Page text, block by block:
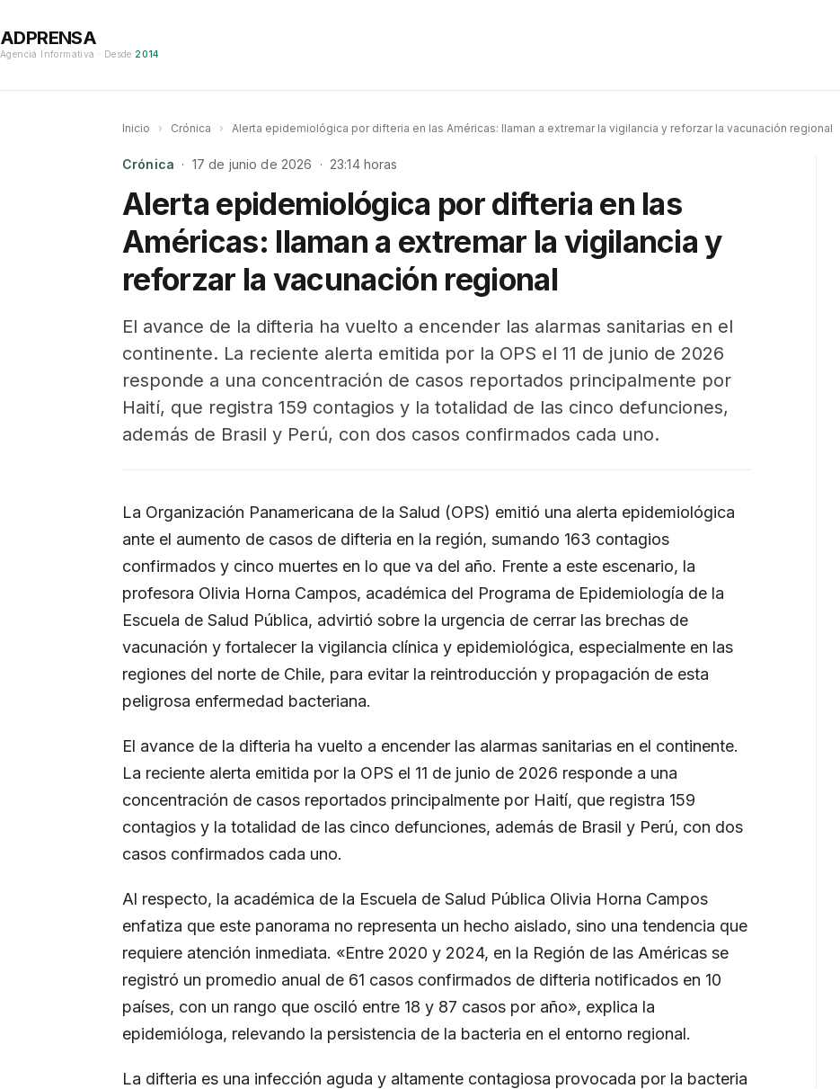
ADPRENSA
Agencia Informativa · Desde 2014
Inicio › Crónica › Alerta epidemiológica por difteria en las Américas: llaman a extremar la vigilancia y reforzar la vacunación regional
Crónica · 17 de junio de 2026 · 23:14 horas
Alerta epidemiológica por difteria en las
Américas: llaman a extremar la vigilancia y
reforzar la vacunación regional
El avance de la difteria ha vuelto a encender las alarmas sanitarias en el
continente. La reciente alerta emitida por la OPS el 11 de junio de 2026
responde a una concentración de casos reportados principalmente por
Haití, que registra 159 contagios y la totalidad de las cinco defunciones,
además de Brasil y Perú, con dos casos confirmados cada uno.
La Organización Panamericana de la Salud (OPS) emitió una alerta epidemiológica
ante el aumento de casos de difteria en la región, sumando 163 contagios
confirmados y cinco muertes en lo que va del año. Frente a este escenario, la
profesora Olivia Horna Campos, académica del Programa de Epidemiología de la
Escuela de Salud Pública, advirtió sobre la urgencia de cerrar las brechas de
vacunación y fortalecer la vigilancia clínica y epidemiológica, especialmente en las
regiones del norte de Chile, para evitar la reintroducción y propagación de esta
peligrosa enfermedad bacteriana.
El avance de la difteria ha vuelto a encender las alarmas sanitarias en el continente.
La reciente alerta emitida por la OPS el 11 de junio de 2026 responde a una
concentración de casos reportados principalmente por Haití, que registra 159
contagios y la totalidad de las cinco defunciones, además de Brasil y Perú, con dos
casos confirmados cada uno.
Al respecto, la académica de la Escuela de Salud Pública Olivia Horna Campos
enfatiza que este panorama no representa un hecho aislado, sino una tendencia que
requiere atención inmediata. «Entre 2020 y 2024, en la Región de las Américas se
registró un promedio anual de 61 casos confirmados de difteria notificados en 10
países, con un rango que osciló entre 18 y 87 casos por año», explica la
epidemióloga, relevando la persistencia de la bacteria en el entorno regional.
La difteria es una infección aguda y altamente contagiosa provocada por la bacteria